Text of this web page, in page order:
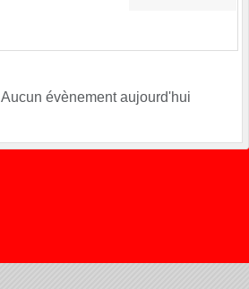
Aucun évènement aujourd'hui